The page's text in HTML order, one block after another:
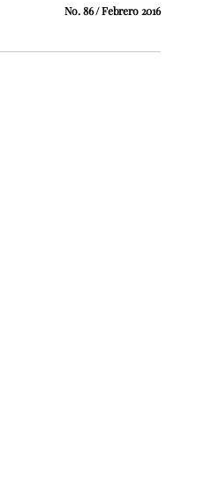
No. 86 / Febrero 2016